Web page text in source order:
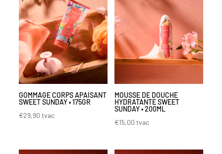
GOMMAGE CORPS APAISANT
SWEET SUNDAY • 175GR
€29,90 tvac
MOUSSE DE DOUCHE
HYDRATANTE SWEET
SUNDAY • 200ML
€15,00 tvac